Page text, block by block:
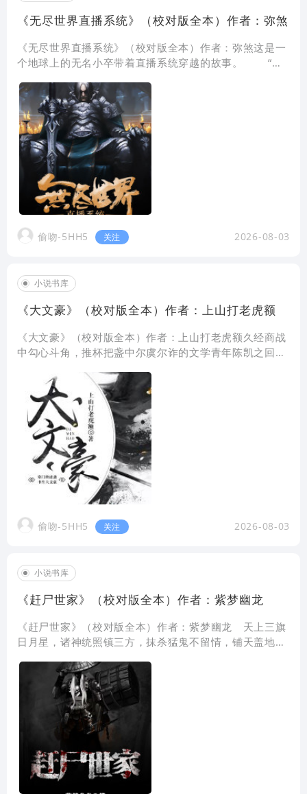
《无尽世界直播系统》（校对版全本）作者：弥煞
《无尽世界直播系统》（校对版全本）作者：弥煞这是一
个地球上的无名小卒带着直播系统穿越的故事。 “大
亮，大家可以看到我身后的那座宫殿。没错，
偷吻-5HH5 关注 2026-08-03
小说书库
《大文豪》（校对版全本）作者：上山打老虎额
《大文豪》（校对版全本）作者：上山打老虎额久经商战
中勾心斗角，推杯把盏中尔虞尔诈的文学青年陈凯之回到
才子佳人。 好吧，暂时这
偷吻-5HH5 关注 2026-08-03
小说书库
《赶尸世家》（校对版全本）作者：紫梦幽龙
《赶尸世家》（校对版全本）作者：紫梦幽龙 天上三旗
日月星，诸神统照镇三方，抹杀猛鬼不留情，铺天盖地神
前，道法昌盛，群雄并起，一时间多少豪杰！